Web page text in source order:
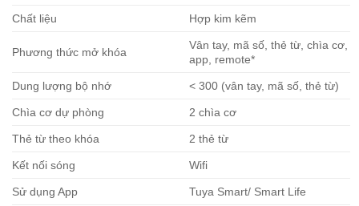
Chất liệu Hợp kim kẽm
Phương thức mở khóa
Vân tay, mã số, thẻ từ, chìa cơ,
app, remote*
Dung lượng bộ nhớ < 300 (vân tay, mã số, thẻ từ)
Chìa cơ dự phòng 2 chìa cơ
Thẻ từ theo khóa 2 thẻ từ
Kết nối sóng Wifi
Sử dụng App Tuya Smart/ Smart Life